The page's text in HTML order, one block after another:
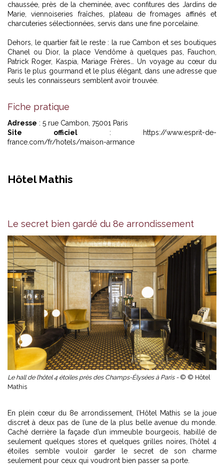
chaussée, près de la cheminée, avec confitures des Jardins de
Marie, viennoiseries fraîches, plateau de fromages affinés et
charcuteries sélectionnées, servis dans une fine porcelaine.
Dehors, le quartier fait le reste : la rue Cambon et ses boutiques
Chanel ou Dior, la place Vendôme à quelques pas, Fauchon,
Patrick Roger, Kaspia, Mariage Frères… Un voyage au cœur du
Paris le plus gourmand et le plus élégant, dans une adresse que
seuls les connaisseurs semblent avoir trouvée.
Fiche pratique
Adresse : 5 rue Cambon, 75001 Paris
Site officiel :
https://www.esprit-de-
france.com/fr/hotels/maison-armance
Hôtel Mathis
Le secret bien gardé du 8e arrondissement
Le hall de l’hôtel 4 étoiles près des Champs-Élysées à Paris - © © Hôtel
Mathis
En plein cœur du 8e arrondissement, l’Hôtel Mathis se la joue
discret à deux pas de l’une de la plus belle avenue du monde.
Caché derrière la façade d’un immeuble bourgeois, habillé de
seulement quelques stores et quelques grilles noires, l’hôtel 4
étoiles semble vouloir garder le secret de son charme
seulement pour ceux qui voudront bien passer sa porte.